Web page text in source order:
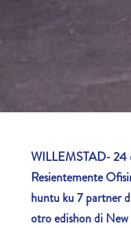
WILLEMSTAD-24
Resientemente
huntu ku 7 partner
otro edishon di